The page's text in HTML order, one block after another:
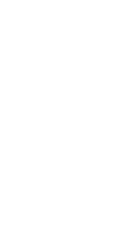
す。 実物を
ざいまし